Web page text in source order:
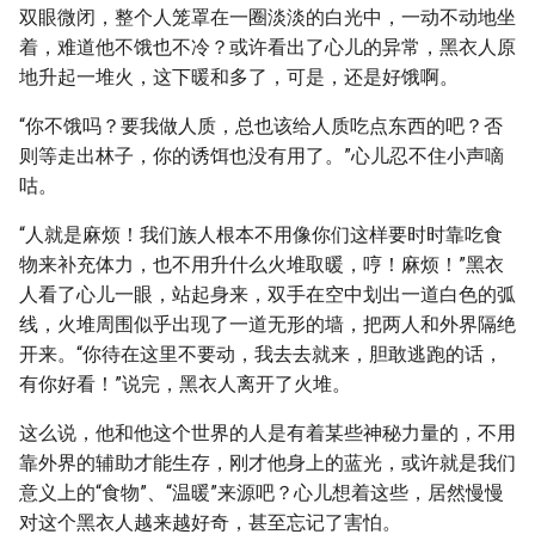
双眼微闭，整个人笼罩在一圈淡淡的白光中，一动不动地坐
着，难道他不饿也不冷？或许看出了心儿的异常，黑衣人原
地升起一堆火，这下暖和多了，可是，还是好饿啊。
“你不饿吗？要我做人质，总也该给人质吃点东西的吧？否
则等走出林子，你的诱饵也没有用了。”心儿忍不住小声嘀
咕。
“人就是麻烦！我们族人根本不用像你们这样要时时靠吃食
物来补充体力，也不用升什么火堆取暖，哼！麻烦！”黑衣
人看了心儿一眼，站起身来，双手在空中划出一道白色的弧
线，火堆周围似乎出现了一道无形的墙，把两人和外界隔绝
开来。“你待在这里不要动，我去去就来，胆敢逃跑的话，
有你好看！”说完，黑衣人离开了火堆。
这么说，他和他这个世界的人是有着某些神秘力量的，不用
靠外界的辅助才能生存，刚才他身上的蓝光，或许就是我们
意义上的“食物”、“温暖”来源吧？心儿想着这些，居然慢慢
对这个黑衣人越来越好奇，甚至忘记了害怕。